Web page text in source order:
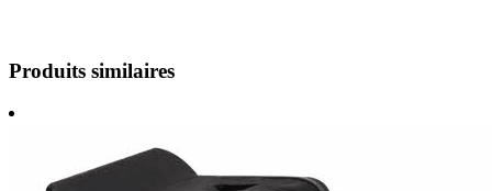
Produits similaires